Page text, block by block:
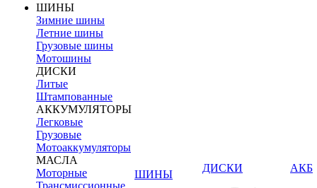
ШИНЫ
Зимние шины
Летние шины
Грузовые шины
Мотошины
ДИСКИ
Литые
Штампованные
АККУМУЛЯТОРЫ
Легковые
Грузовые
Мотоаккумуляторы
МАСЛА
Моторные
Трансмиссионные
ШИНЫ
ДИСКИ
АКБ